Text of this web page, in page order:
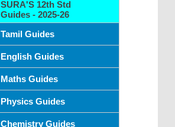
SURA'S 12th Std
Guides - 2025-26
Tamil Guides
English Guides
Maths Guides
Physics Guides
Chemistry Guides